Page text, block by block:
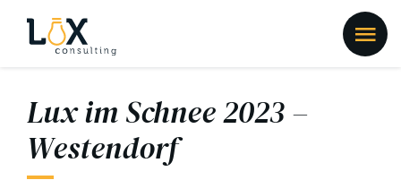
Lux im Schnee 2023 –
Westendorf